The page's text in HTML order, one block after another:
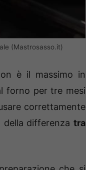
(Mastrosasso.it)
è il massimo in
forno per tre mesi
correttamente
della differenza tra